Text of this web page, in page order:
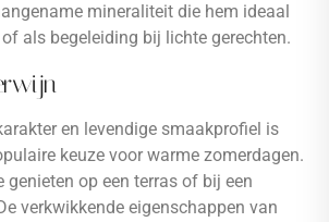
mineraliteit die hem ideaal
als begeleiding bij lichte gerechten.
en levendige smaakprofiel is
keuze voor warme zomerdagen.
genieten op een terras of bij een
verkwikkende eigenschappen van